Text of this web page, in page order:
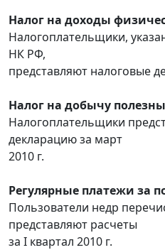
Налог на доходы
Налогоплательщики,
НК РФ,
представляют налоговые
Налог на добычу
Налогоплательщики
декларацию за март
2010 г.
Регулярные платежи за
Пользователи недр
представляют расчеты
за I квартал 2010 г.